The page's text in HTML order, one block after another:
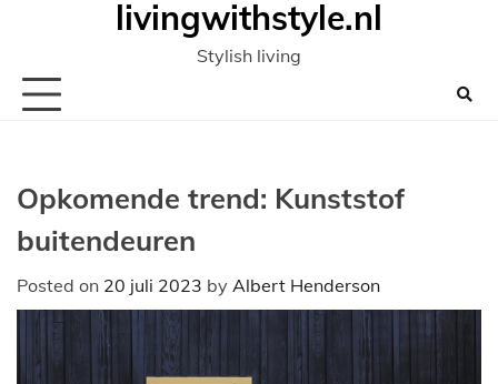
inhoud
livingwithstyle.nl
Stylish living
Opkomende trend: Kunststof
buitendeuren
Posted on 20 juli 2023 by Albert Henderson